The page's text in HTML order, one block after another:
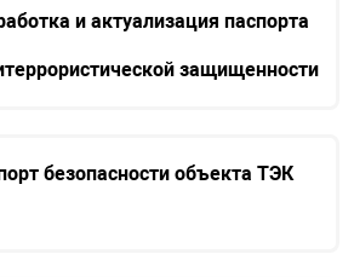
и актуализация паспорта
защищенности
безопасности объекта ТЭК